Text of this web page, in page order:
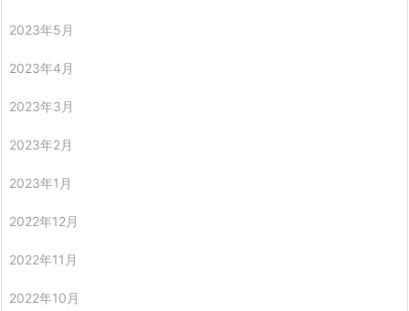
2023年5月
2023年4月
2023年3月
2023年2月
2023年1月
2022年12月
2022年11月
2022年10月